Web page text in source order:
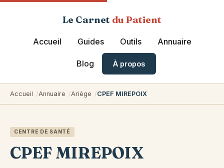
Le Carnet du Patient
Accueil Guides Outils Annuaire
Blog À propos
Accueil Annuaire Ariège CPEF MIREPOIX
CENTRE DE SANTÉ
CPEF MIREPOIX